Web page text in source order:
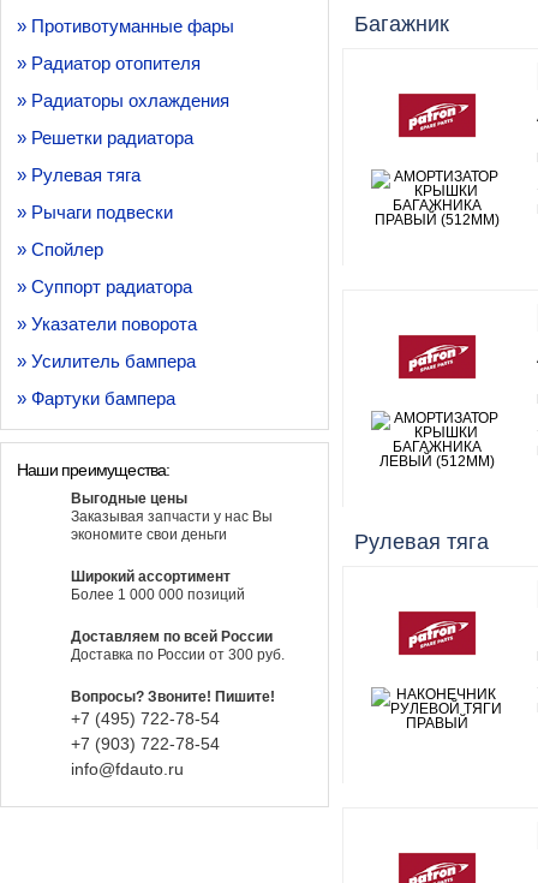
Багажник
Рулевая тяга
» Противотуманные фары
» Радиатор отопителя
» Радиаторы охлаждения
» Решетки радиатора
» Рулевая тяга
» Рычаги подвески
» Спойлер
» Суппорт радиатора
» Указатели поворота
» Усилитель бампера
» Фартуки бампера
Наши преимущества:
Выгодные цены
Заказывая запчасти у нас Вы
экономите свои деньги
Широкий ассортимент
Более 1 000 000 позиций
Доставляем по всей России
Доставка по России от 300 руб.
Вопросы? Звоните! Пишите!
+7 (495) 722-78-54
+7 (903) 722-78-54
info@fdauto.ru